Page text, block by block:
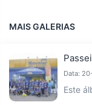
MAIS GALERIAS
Data:
Este